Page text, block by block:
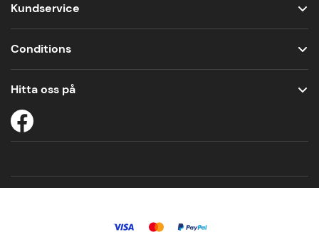
Kundservice
Conditions
Hitta oss på